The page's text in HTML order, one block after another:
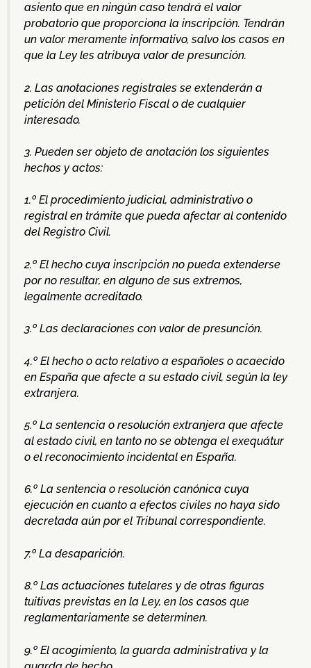
asiento que en ningún caso tendrá el valor
probatorio que proporciona la inscripción. Tendrán
un valor meramente informativo, salvo los casos en
que la Ley les atribuya valor de presunción.
2. Las anotaciones registrales se extenderán a
petición del Ministerio Fiscal o de cualquier
interesado.
3. Pueden ser objeto de anotación los siguientes
hechos y actos:
1.º El procedimiento judicial, administrativo o
registral en trámite que pueda afectar al contenido
del Registro Civil.
2.º El hecho cuya inscripción no pueda extenderse
por no resultar, en alguno de sus extremos,
legalmente acreditado.
3.º Las declaraciones con valor de presunción.
4.º El hecho o acto relativo a españoles o acaecido
en España que afecte a su estado civil, según la ley
extranjera.
5.º La sentencia o resolución extranjera que afecte
al estado civil, en tanto no se obtenga el exequátur
o el reconocimiento incidental en España.
6.º La sentencia o resolución canónica cuya
ejecución en cuanto a efectos civiles no haya sido
decretada aún por el Tribunal correspondiente.
7.º La desaparición.
8.º Las actuaciones tutelares y de otras figuras
tuitivas previstas en la Ley, en los casos que
reglamentariamente se determinen.
9.º El acogimiento, la guarda administrativa y la